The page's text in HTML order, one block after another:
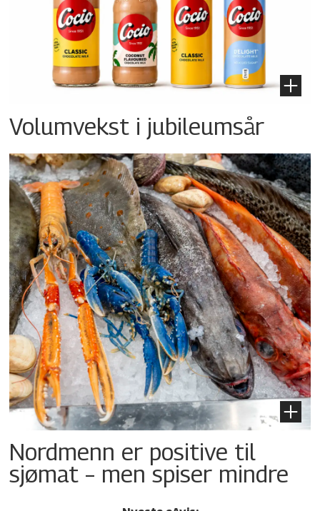
Volumvekst i jubileumsår
Nordmenn er positive til
sjømat – men spiser mindre